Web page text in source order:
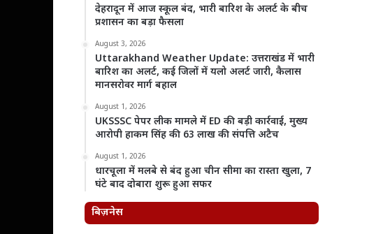
देहरादून में आज स्कूल बंद, भारी बारिश के अलर्ट के बीच
प्रशासन का बड़ा फैसला
August 3, 2026
Uttarakhand Weather Update: उत्तराखंड में भारी
बारिश का अलर्ट, कई जिलों में यलो अलर्ट जारी, कैलास
मानसरोवर मार्ग बहाल
August 1, 2026
UKSSSC पेपर लीक मामले में ED की बड़ी कार्रवाई, मुख्य
आरोपी हाकम सिंह की 63 लाख की संपत्ति अटैच
August 1, 2026
धारचूला में मलबे से बंद हुआ चीन सीमा का रास्ता खुला, 7
घंटे बाद दोबारा शुरू हुआ सफर
बिज़नेस